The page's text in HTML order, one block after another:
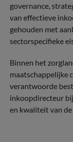
governance,
van effectieve
gehouden met
sectorspecifieke
Binnen het
maatschappelijke
verantwoorde
inkoopdirecteur
en kwaliteit van de